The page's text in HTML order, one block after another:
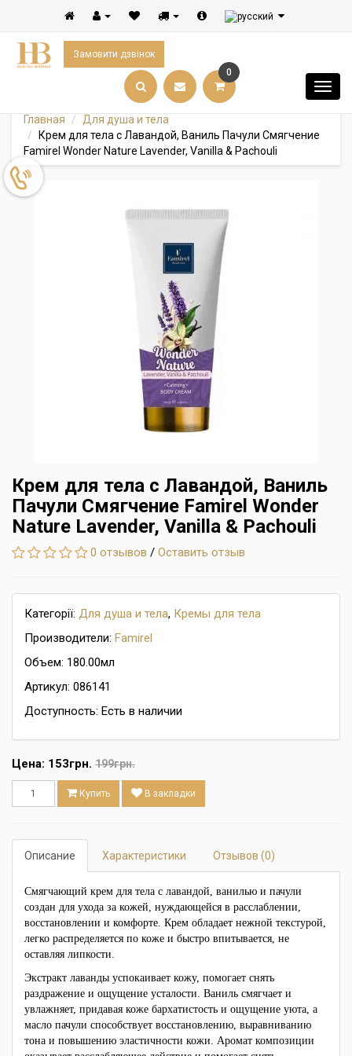
Замовити дзвінок
0
Главная
Для душа и тела
Крем для тела с Лавандой, Ваниль Пачули Смягчение
Famirel Wonder Nature Lavender, Vanilla & Pachouli
Крем для тела с Лавандой, Ваниль
Пачули Смягчение Famirel Wonder
Nature Lavender, Vanilla & Pachouli
0 отзывов / Оставить отзыв
Категорії: Для душа и тела, Кремы для тела
Производители: Famirel
Объем: 180.00мл
Артикул: 086141
Доступность: Есть в наличии
Цена: 153грн. 199грн.
Купить В закладки
Описание Характеристики Отзывов (0)
Смягчающий крем для тела с лавандой, ванилью и пачули
создан для ухода за кожей, нуждающейся в расслаблении,
восстановлении и комфорте. Крем обладает нежной текстурой,
легко распределяется по коже и быстро впитывается, не
оставляя липкости.
Экстракт лаванды успокаивает кожу, помогает снять
раздражение и ощущение усталости. Ваниль смягчает и
увлажняет, придавая коже бархатистость и ощущение уюта, а
масло пачули способствует восстановлению, выравниванию
тона и повышению эластичности кожи. Аромат композиции